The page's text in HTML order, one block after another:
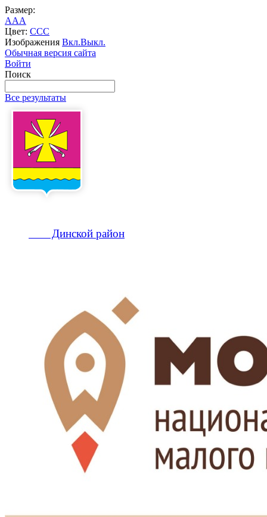
Размер:
AAA
Цвет: CCC
Изображения Вкл.Выкл.
Обычная версия сайта
Войти
Поиск
Все результаты
Динской район